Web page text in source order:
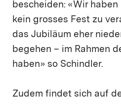
bescheiden: «Wir
kein grosses Fest zu
das Jubiläum eher
begehen – im Rahmen
haben» so Schindler.
Zudem findet sich auf